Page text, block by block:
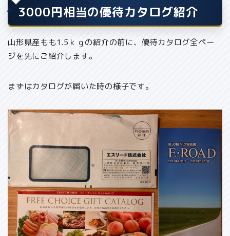
3000円相当の優待カタログ紹介
山形県産もも1.5ｋｇの紹介の前に、優待カタログ全ペー
ジを先にご紹介します。
まずはカタログが届いた時の様子です。